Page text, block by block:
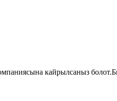
кайрылсаныз